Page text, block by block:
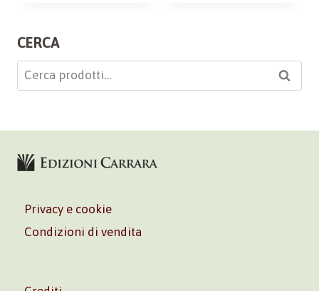
CERCA
Cerca: Cerca
Privacy e cookie
Condizioni di vendita